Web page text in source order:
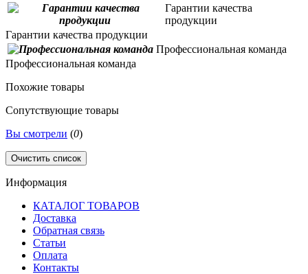
Гарантии качества
продукции
Гарантии качества продукции
Профессиональная команда
Профессиональная команда
Похожие товары
Сопутствующие товары
Вы смотрели (0)
Очистить список
Информация
КАТАЛОГ ТОВАРОВ
Доставка
Обратная связь
Статьи
Оплата
Контакты